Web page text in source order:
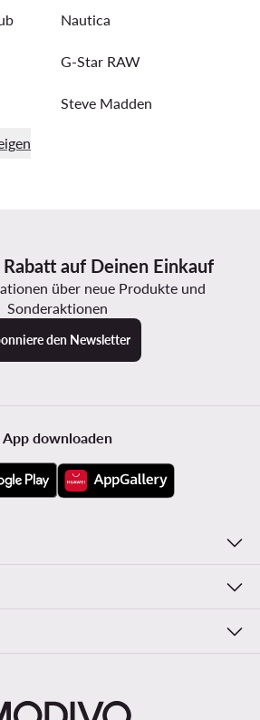
Nautica
G-Star RAW
Steve Madden
auf Deinen Einkauf
über neue Produkte und
Sonderaktionen
den Newsletter
App downloaden